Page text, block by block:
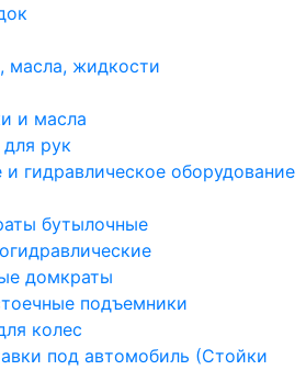
масла, жидкости
и масла
рук
гидравлическое оборудование
бутылочные
домкраты
подъемники
колес
под автомобиль (Стойки